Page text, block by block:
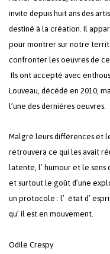
Votre
invite depuis huit ans des
destiné à la création. Il
pour montrer sur notre
confronter les oeuvres de
Ils ont accepté avec
Louveau, décédé en 2010,
l’une des dernières oeuvres.
Malgré leurs différences et
retrouvera ce qui les avait
latente, l’ humour et le sens
et surtout le goût d’une
un protocole : l’ état d’
qu’ il est en mouvement.
Odile Crespy